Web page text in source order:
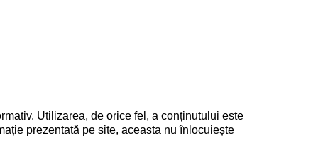
Utilizarea, de orice fel, a conținutului este
prezentată pe site, aceasta nu înlocuiește